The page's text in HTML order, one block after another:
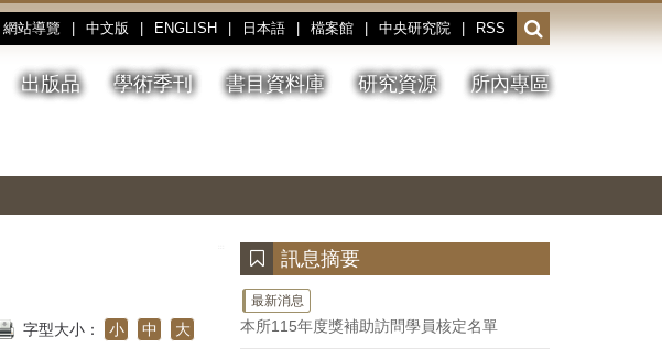
網站導覽 中文版 ENGLISH 日本語 檔案館 中央研究院 RSS
開
啟
或
收
出版品 學術季刊 書目資料庫 研究資源 所內專區
停、
圖
圖
結
字型大小： 小 中 大
訊息摘要
最新消息
本所115年度獎補助訪問學員核定名單